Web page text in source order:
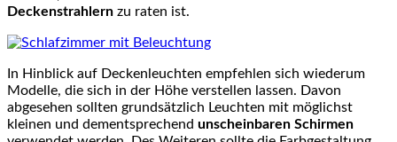
Deckenstrahlern zu raten ist.
In Hinblick auf Deckenleuchten empfehlen sich wiederum
Modelle, die sich in der Höhe verstellen lassen. Davon
abgesehen sollten grundsätzlich Leuchten mit möglichst
kleinen und dementsprechend unscheinbaren Schirmen